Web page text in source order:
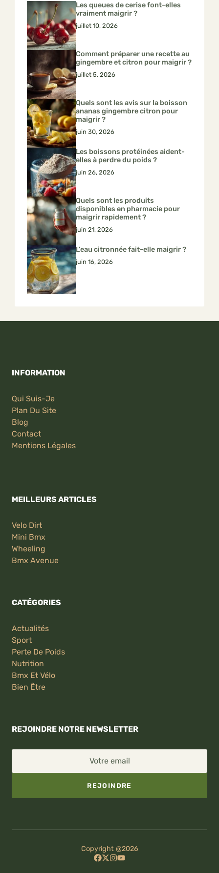
Les queues de cerise font-elles
vraiment maigrir ?
juillet 10, 2026
Comment préparer une recette au
gingembre et citron pour maigrir ?
juillet 5, 2026
Quels sont les avis sur la boisson
ananas gingembre citron pour
maigrir ?
juin 30, 2026
Les boissons protéinées aident-
elles à perdre du poids ?
juin 26, 2026
Quels sont les produits
disponibles en pharmacie pour
maigrir rapidement ?
juin 21, 2026
L’eau citronnée fait-elle maigrir ?
juin 16, 2026
INFORMATION
Qui Suis-Je
Plan Du Site
Blog
Contact
Mentions Légales
MEILLEURS ARTICLES
Velo Dirt
Mini Bmx
Wheeling
Bmx Avenue
CATÉGORIES
Actualités
Sport
Perte De Poids
Nutrition
Bmx Et Vélo
Bien Être
REJOINDRE NOTRE NEWSLETTER
Votre email
REJOINDRE
Copyright @2026